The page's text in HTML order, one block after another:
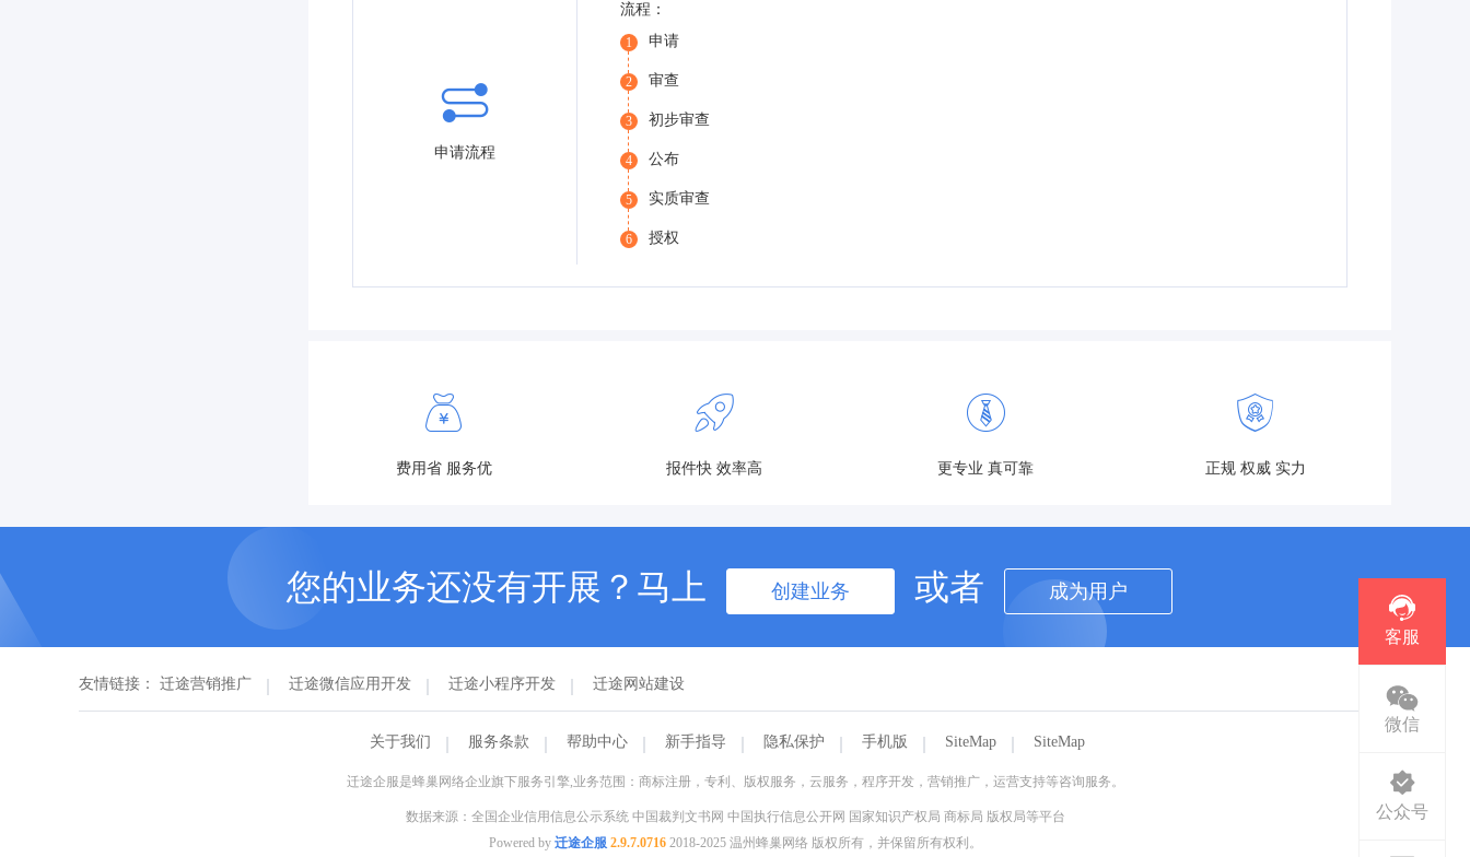
申请流程
流程：
1 申请
2 审查
3 初步审查
4 公布
5 实质审查
6 授权
费用省 服务优 报件快 效率高 更专业 真可靠 正规 权威 实力
您的业务还没有开展？马上 创建业务 或者 成为用户
友情链接： 迁途营销推广 迁途微信应用开发 迁途小程序开发 迁途网站建设
关于我们 服务条款 帮助中心 新手指导 隐私保护 手机版 SiteMap SiteMap
迁途企服是蜂巢网络企业旗下服务引擎,业务范围：商标注册，专利、版权服务，云服务，程序开发，营销推广，运营支持等咨询服务。
数据来源：全国企业信用信息公示系统 中国裁判文书网 中国执行信息公开网 国家知识产权局 商标局 版权局等平台
Powered by 迁途企服 2.9.7.07162018-2025 温州蜂巢网络 版权所有，并保留所有权利。
客服
微信
公众号